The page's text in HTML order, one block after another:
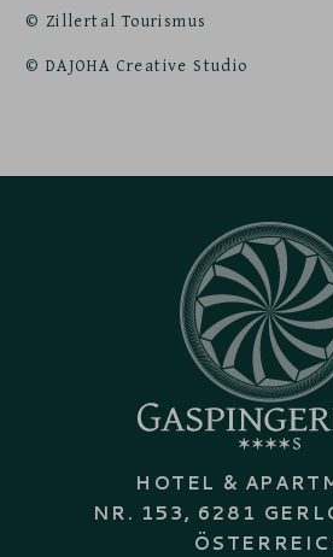
© Zillertal Tourismus
© DAJOHA Creative Studio
HOTEL &
NR. 153, 6281